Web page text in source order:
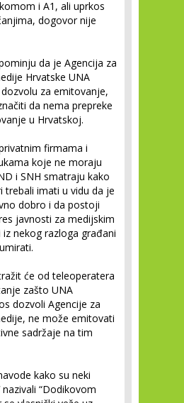
i A1, ali uprkos
dogovor nije
da je Agencija za
Hrvatske UNA
za emitovanje,
da nema prepreke
u Hrvatskoj.
firmama i
koje ne moraju
i SNH smatraju kako
trebali imati u vidu da je
dobro i da postoji
javnosti za medijskim
nekog razloga građani
će od teleoperatera
zašto UNA
dozvoli Agencije za
ne može emitovati
sadržaje na tim
kako su neki
“Dodikovom